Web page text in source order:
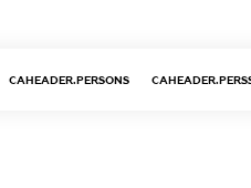
CAHEADER.PERSONS